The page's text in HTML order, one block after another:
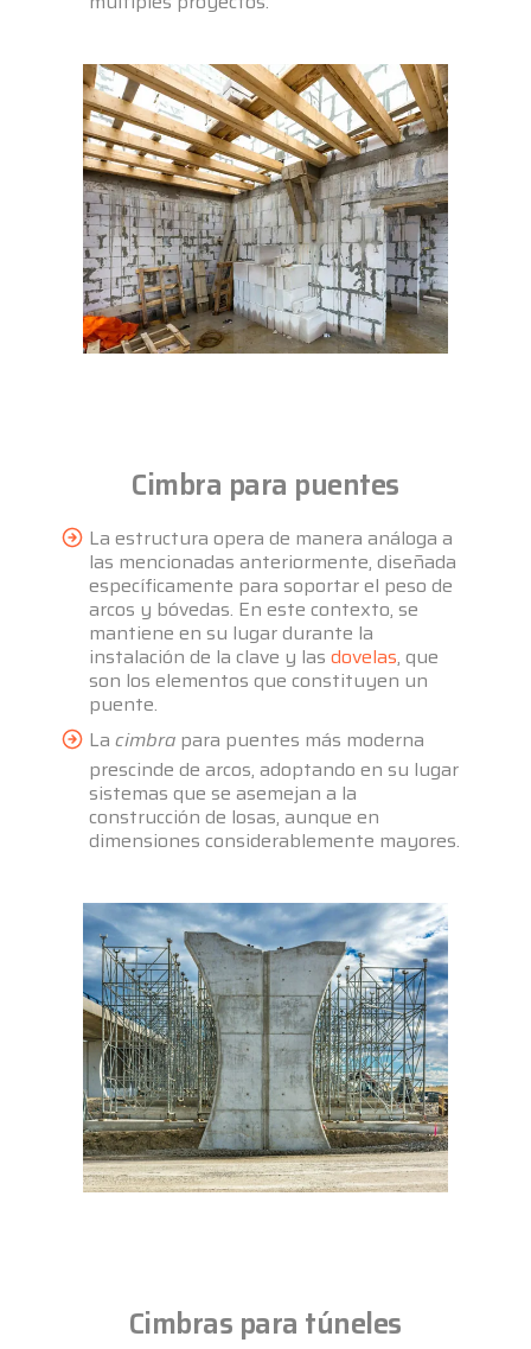
Cimbra para puentes
La estructura opera de manera análoga a
las mencionadas anteriormente, diseñada
específicamente para soportar el peso de
arcos y bóvedas. En este contexto, se
mantiene en su lugar durante la
instalación de la clave y lasdovelas, que
son los elementos que constituyen un
puente.
Lacimbra para puentes más moderna
prescinde de arcos, adoptando en su lugar
sistemas que se asemejan a la
construcción de losas, aunque en
dimensiones considerablemente mayores.
Cimbras para túneles